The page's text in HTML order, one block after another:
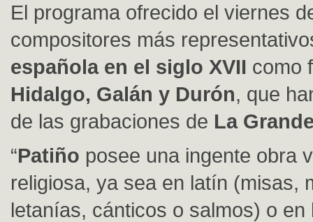
El programa ofrecido el viernes
compositores más
española en el siglo XVII como
Hidalgo, Galán y Durón, que
de las grabaciones de La
“Patiño posee una ingente obra
religiosa, ya sea en latín (misas,
letanías, cánticos o salmos) o en